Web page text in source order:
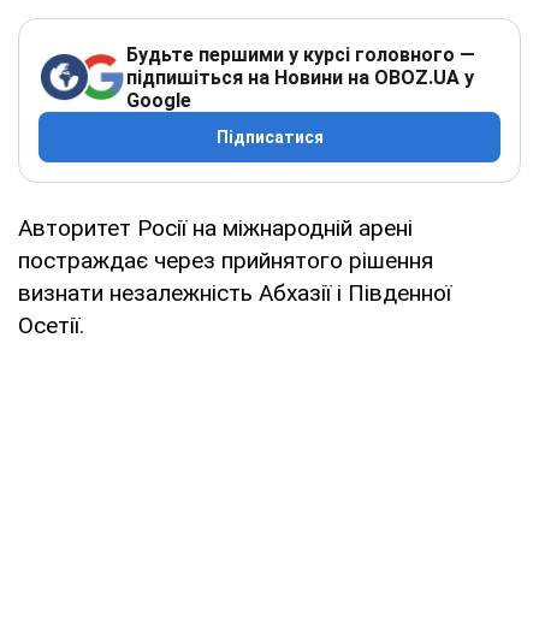
Будьте першими у курсі головного —
підпишіться на Новини на OBOZ.UA у
Google
Підписатися
Авторитет Росії на міжнародній арені
постраждає через прийнятого рішення
визнати незалежність Абхазії і Південної
Осетії.